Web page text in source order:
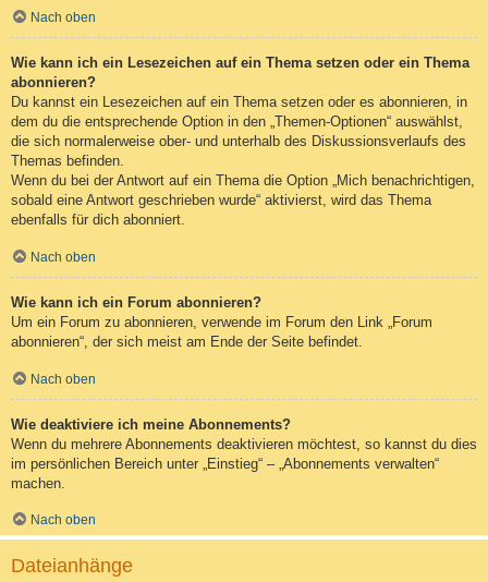
Nach oben
Wie kann ich ein Lesezeichen auf ein Thema setzen oder ein Thema
abonnieren?
Du kannst ein Lesezeichen auf ein Thema setzen oder es abonnieren, in
dem du die entsprechende Option in den „Themen-Optionen“ auswählst,
die sich normalerweise ober- und unterhalb des Diskussionsverlaufs des
Themas befinden.
Wenn du bei der Antwort auf ein Thema die Option „Mich benachrichtigen,
sobald eine Antwort geschrieben wurde“ aktivierst, wird das Thema
ebenfalls für dich abonniert.
Nach oben
Wie kann ich ein Forum abonnieren?
Um ein Forum zu abonnieren, verwende im Forum den Link „Forum
abonnieren“, der sich meist am Ende der Seite befindet.
Nach oben
Wie deaktiviere ich meine Abonnements?
Wenn du mehrere Abonnements deaktivieren möchtest, so kannst du dies
im persönlichen Bereich unter „Einstieg“ – „Abonnements verwalten“
machen.
Nach oben
Dateianhänge